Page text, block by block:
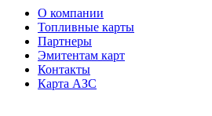
О компании
Топливные карты
Партнеры
Эмитентам карт
Контакты
Карта АЗС